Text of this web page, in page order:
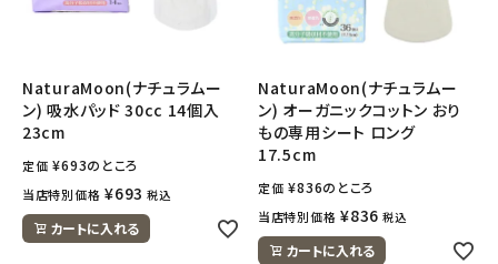
NaturaMoon(ナチュラムー
ン) 吸水パッド 30cc 14個入
23cm
定価 ¥693のところ
当店特別価格 ¥693 税込
カートに入れる
NaturaMoon(ナチュラムー
ン) オーガニックコットン おり
もの専用シート ロング
17.5cm
定価 ¥836のところ
当店特別価格 ¥836 税込
カートに入れる